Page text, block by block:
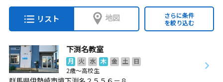
リスト 地図
さらに条件
を絞り込む
下渕名教室
月 火 水 木 金 土
日
2歳～高校生